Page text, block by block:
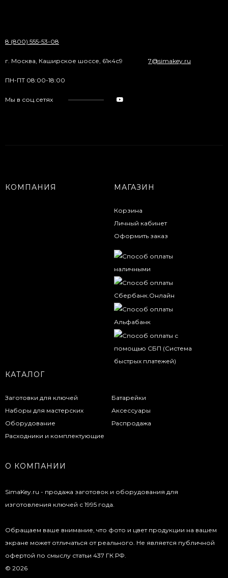
8 (800) 555-53-08
г. Москва, Каширское шоссе, 61к4с9 7@simakey.ru
ПН-ПТ 08:00-18:00
Мы в соц.сетях
КОМПАНИЯ МАГАЗИН
Корзина
Личный кабинет
Оформить заказ
КАТАЛОГ
Заготовки для ключей
Наборы для мастерских
Оборудование
Расходники и комплектующие
Батарейки
Аксессуары
Распродажа
О КОМПАНИИ
SimaKey.ru - продажа заготовок и оборудования для
изготовления ключей с 1995 года.
Обращаем ваше внимание, что фото и цвет продукции на вашем
экране может отличаться от реального. Не является публичной
офертой по смыслу статьи 437 ГК РФ.
© 2026